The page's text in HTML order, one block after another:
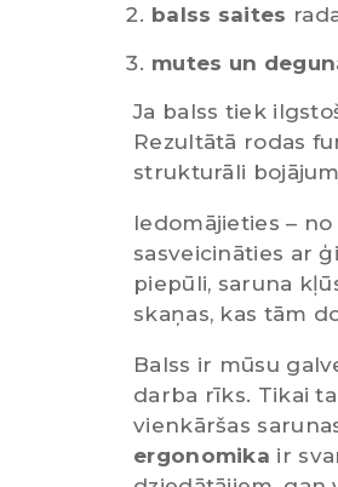
balss saites
mutes un
Ja balss tiek
Rezultātā rodas
strukturāli
Iedomājieties –
sasveicināties ar
piepūli, saruna
skaņas, kas tām
Balss ir mūsu
darba rīks. Tikai
vienkāršas
ergonomika ir